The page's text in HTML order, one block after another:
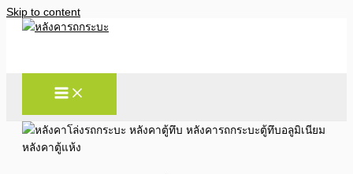
Skip to content